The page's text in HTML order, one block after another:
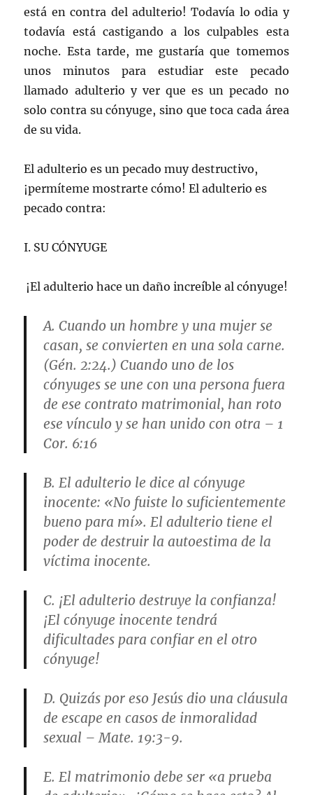
está en contra del adulterio! Todavía lo odia y
todavía está castigando a los culpables esta
noche. Esta tarde, me gustaría que tomemos
unos minutos para estudiar este pecado
llamado adulterio y ver que es un pecado no
solo contra su cónyuge, sino que toca cada área
de su vida.
El adulterio es un pecado muy destructivo,
¡permíteme mostrarte cómo! El adulterio es
pecado contra:
I. SU CÓNYUGE
¡El adulterio hace un daño increíble al cónyuge!
A. Cuando un hombre y una mujer se
casan, se convierten en una sola carne.
(Gén. 2:24.) Cuando uno de los
cónyuges se une con una persona fuera
de ese contrato matrimonial, han roto
ese vínculo y se han unido con otra – 1
Cor. 6:16
B. El adulterio le dice al cónyuge
inocente: «No fuiste lo suficientemente
bueno para mí». El adulterio tiene el
poder de destruir la autoestima de la
víctima inocente.
C. ¡El adulterio destruye la confianza!
¡El cónyuge inocente tendrá
dificultades para confiar en el otro
cónyuge!
D. Quizás por eso Jesús dio una cláusula
de escape en casos de inmoralidad
sexual – Mate. 19:3-9.
E. El matrimonio debe ser «a prueba